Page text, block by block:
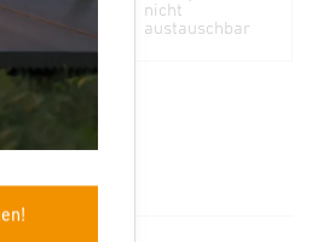
nicht
austauschbar